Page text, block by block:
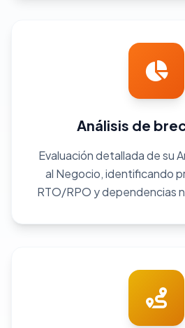
Análisis de
Evaluación detallada de su
al Negocio, identificando
RTO/RPO y dependencias